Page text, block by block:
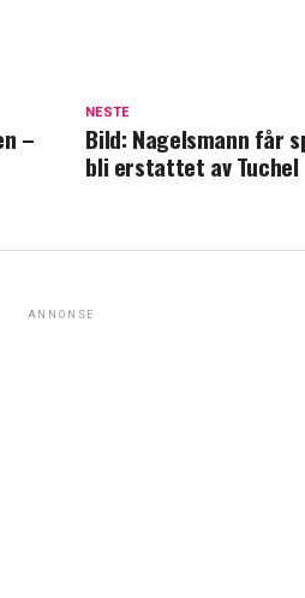
NESTE
Bild: Nagelsmann får
bli erstattet av Tuchel
–
ANNONSE